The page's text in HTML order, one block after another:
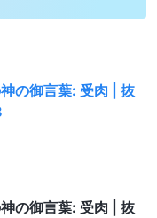
の御言葉: 受肉 | 抜
の御言葉: 受肉 | 抜